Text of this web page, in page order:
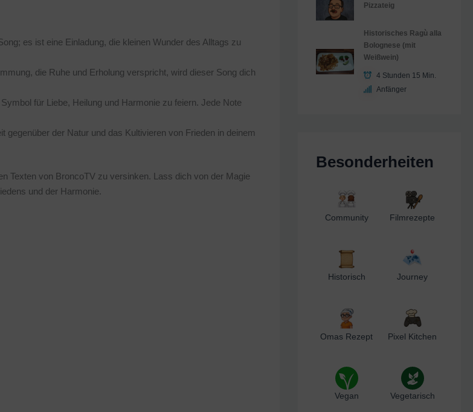
es ist eine Einladung, die kleinen Wunder des Alltags zu
die Ruhe und Erholung verspricht, wird dieser Song dich
für Liebe, Heilung und Harmonie zu feiern. Jede Note
der Natur und das Kultivieren von Frieden in deinem
Texten von BroncoTV zu versinken. Lass dich von der Magie
und der Harmonie.
Pizzateig
Historisches Ragù alla
Bolognese (mit
Weißwein)
4 Stunden 15 Min.
Anfänger
Besonderheiten
Community Filmrezepte
Historisch Journey
Omas Rezept Pixel Kitchen
Vegan Vegetarisch